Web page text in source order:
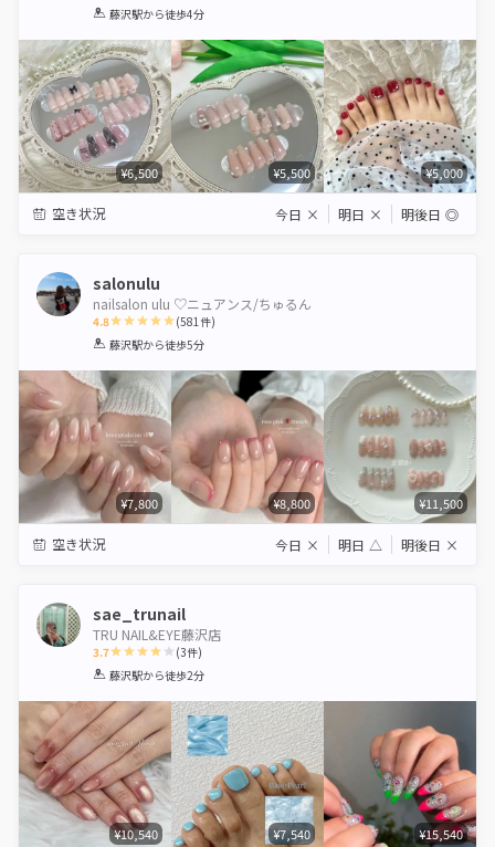
1 2 3 4 5
藤沢駅から徒歩4分
¥6,500 ¥5,500 ¥5,000
空き状況 今日 × 明日 × 明後日 ◎
salonulu
nailsalon ulu ♡ニュアンス/ちゅるん
4.8
1 2 3 4 5
(581件)
藤沢駅から徒歩5分
¥7,800 ¥8,800 ¥11,500
空き状況 今日 × 明日 △ 明後日 ×
sae_trunail
TRU NAIL&EYE藤沢店
3.7
1 2 3 4 5
(3件)
藤沢駅から徒歩2分
¥10,540 ¥7,540 ¥15,540